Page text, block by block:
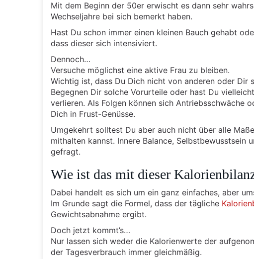
Mit dem Beginn der 50er erwischt es dann sehr
Wechseljahre bei sich bemerkt haben.
Hast Du schon immer einen kleinen Bauch gehabt
dass dieser sich intensiviert.
Dennoch…
Versuche möglichst eine aktive Frau zu bleiben.
Wichtig ist, dass Du Dich nicht von anderen oder Dir
Begegnen Dir solche Vorurteile oder hast Du
verlieren. Als Folgen können sich Antriebsschwäche
Dich in Frust-Genüsse.
Umgekehrt solltest Du aber auch nicht über alle
mithalten kannst. Innere Balance,
gefragt.
Wie ist das mit dieser
Dabei handelt es sich um ein ganz einfaches, aber
Im Grunde sagt die Formel, dass der tägliche
Gewichtsabnahme ergibt.
Doch jetzt kommt’s…
Nur lassen sich weder die Kalorienwerte der
der Tagesverbrauch immer gleichmäßig.